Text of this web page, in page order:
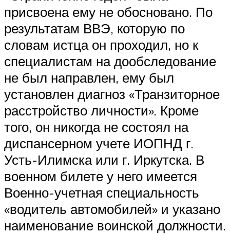
присвоена ему не обосновано. По
результатам ВВЭ, которую по
словам истца он проходил, но к
специалистам на дообследование
не был направлен, ему был
установлен диагноз «Транзиторное
расстройство личности». Кроме
того, он никогда не состоял на
диспансерном учете ИОПНД г.
Усть-Илимска или г. Иркутска. В
военном билете у него имеется
Военно-учетная специальность
«водитель автомобилей» и указано
наименование воинской должности.